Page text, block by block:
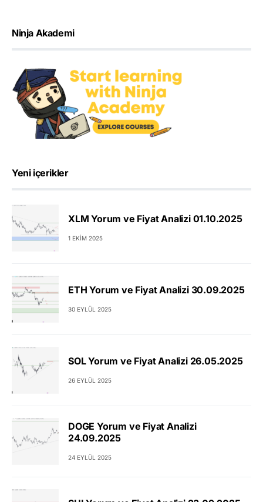
Ninja Akademi
Yeni içerikler
XLM Yorum ve Fiyat Analizi 01.10.2025
1 EKIM 2025
ETH Yorum ve Fiyat Analizi 30.09.2025
30 EYLÜL 2025
SOL Yorum ve Fiyat Analizi 26.05.2025
26 EYLÜL 2025
DOGE Yorum ve Fiyat Analizi
24.09.2025
24 EYLÜL 2025